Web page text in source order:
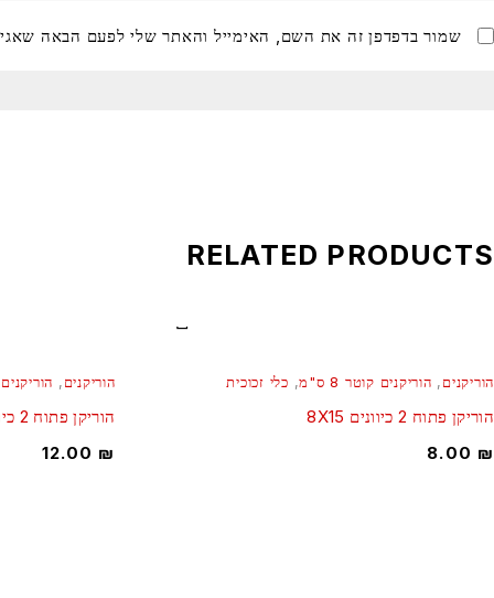
שמור בדפדפן זה את השם, האימייל והאתר שלי לפעם הבאה
RELATED PRODUCTS
הוריקנים , הוריקנים קוטר 8 ס"מ , כלי זכוכית
הוריקן פתוח 2 כיוונים 8X15
8.00 ₪
הוריקנים , הוריקנים
הוריקן פתוח 2 כיוונים 6X30
12.00 ₪